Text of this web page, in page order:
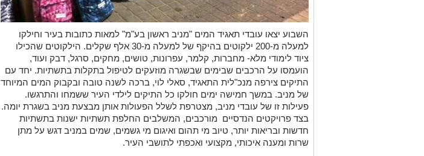
השבוע יצאו עובדי תאגיד המים "מניב ראשון בע"מ" למאות כתובות בעיר וחילקו
למעלה מ-200 ילקוטים בהיקף של למעלה מ-30 אלף שקלים. הילקוטים שהכילו
ציוד לימודי מלא- מחברות, קלמר, עפרונות, טושים, מחקים, סרגל, דבק ועוד,
הועמסו על הרכבים שבימים שבשגרה מוזעקים לטיפול בתקלות בתשתיות. יחד עם
התיקים צירפה מנכ"לית התאגיד, סאלי לוי, ברכה לשנה טובה ובקבוק המים המיוחד
של מניב. במשך חמישה ימים חולקו כל התיקים לילדי העיר ששמחו והתרגשו.
פעילות זו של עובדי מניב, מצטרפת לשלל הפעולות אותן מבצעת מניב בשגרת יומה.
בצד פרויקטים הנדסיים מורכבים, המשלבים החלפת תשתיות ישנות בתשתיות
חדשות ובריאות יותר, טיוב מי תהום ואיגום מי גשמים, שמים במניב דגש על מתן
שרות ומענה איכותי, מקצועי ואכפתי לתושבי העיר.